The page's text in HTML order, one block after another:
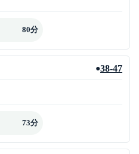
80分
●38-47
73分